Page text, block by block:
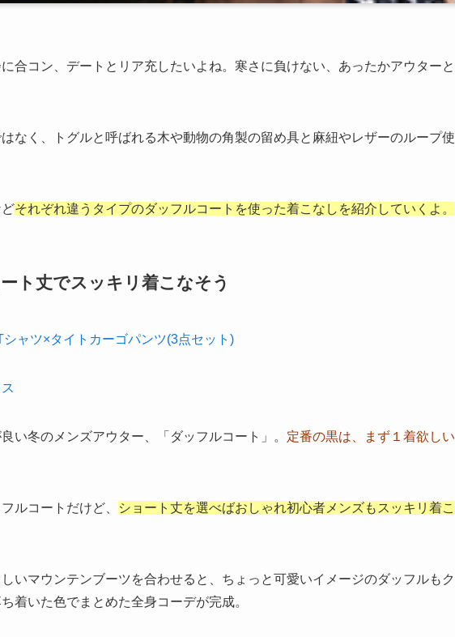
合コン、デートとリア充したいよね。寒さに負けない、あったかアウターと
なく、トグルと呼ばれる木や動物の角製の留め具と麻紐やレザーのループ使
それぞれ違うタイプのダッフルコートを使った着こなしを紹介していくよ。
ト丈でスッキリ着こなそう
い冬のメンズアウター、「ダッフルコート」。 定番の黒は、まず１着欲しい
ルコートだけど、
ショート丈を選べばおしゃれ初心者メンズもスッキリ着こ
いマウンテンブーツを合わせると、ちょっと可愛いイメージのダッフルもク
着いた色でまとめた全身コーデが完成。